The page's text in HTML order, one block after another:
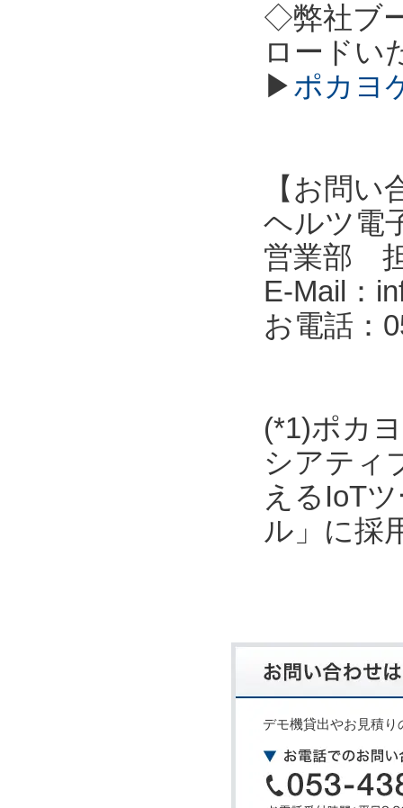
◇弊社ブ
ロードい
▶ポカヨ
【お問い
ヘルツ電
営業部
E-Mail：
お電話：
(*1)ポカ
シアティ
えるIoT
ル」に採
デモ機貸出やお見積